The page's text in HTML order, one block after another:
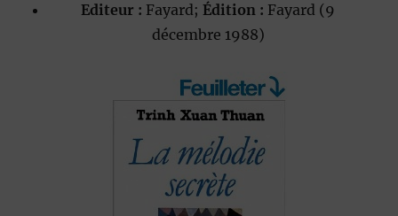
Editeur : Fayard; Édition : Fayard (9
décembre 1988)